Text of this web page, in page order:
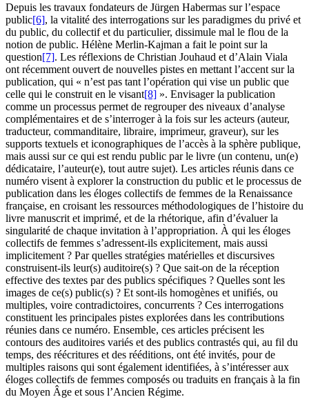
Depuis les travaux fondateurs de Jürgen Habermas sur l’espace
public[6], la vitalité des interrogations sur les paradigmes du privé et
du public, du collectif et du particulier, dissimule mal le flou de la
notion de public. Hélène Merlin-Kajman a fait le point sur la
question[7]. Les réflexions de Christian Jouhaud et d’Alain Viala
ont récemment ouvert de nouvelles pistes en mettant l’accent sur la
publication, qui « n’est pas tant l’opération qui vise un public que
celle qui le construit en le visant[8] ». Envisager la publication
comme un processus permet de regrouper des niveaux d’analyse
complémentaires et de s’interroger à la fois sur les acteurs (auteur,
traducteur, commanditaire, libraire, imprimeur, graveur), sur les
supports textuels et iconographiques de l’accès à la sphère publique,
mais aussi sur ce qui est rendu public par le livre (un contenu, un(e)
dédicataire, l’auteur(e), tout autre sujet). Les articles réunis dans ce
numéro visent à explorer la construction du public et le processus de
publication dans les éloges collectifs de femmes de la Renaissance
française, en croisant les ressources méthodologiques de l’histoire du
livre manuscrit et imprimé, et de la rhétorique, afin d’évaluer la
singularité de chaque invitation à l’appropriation. À qui les éloges
collectifs de femmes s’adressent-ils explicitement, mais aussi
implicitement ? Par quelles stratégies matérielles et discursives
construisent-ils leur(s) auditoire(s) ? Que sait-on de la réception
effective des textes par des publics spécifiques ? Quelles sont les
images de ce(s) public(s) ? Et sont-ils homogènes et unifiés, ou
multiples, voire contradictoires, concurrents ? Ces interrogations
constituent les principales pistes explorées dans les contributions
réunies dans ce numéro. Ensemble, ces articles précisent les
contours des auditoires variés et des publics contrastés qui, au fil du
temps, des réécritures et des rééditions, ont été invités, pour de
multiples raisons qui sont également identifiées, à s’intéresser aux
éloges collectifs de femmes composés ou traduits en français à la fin
du Moyen Âge et sous l’Ancien Régime.